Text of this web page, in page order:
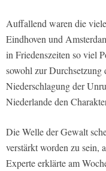
Auffallend waren die
Eindhoven und
in Friedenszeiten so viel
sowohl zur Durchsetzung
Niederschlagung der
Niederlande den
Die Welle der Gewalt
verstärkt worden zu sein,
Experte erklärte am